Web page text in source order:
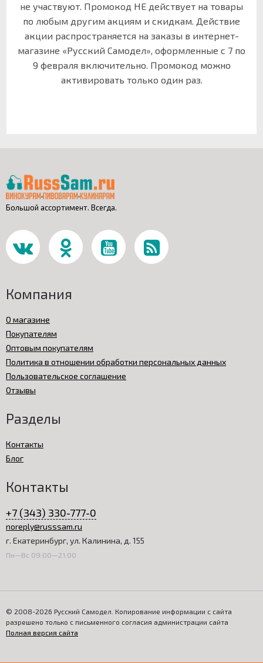
не участвуют. Промокод НЕ действует на товары
по любым другим акциям и скидкам. Действие
акции распространяется на заказы в интернет-
магазине «Русский Самодел», оформленные с 7 по
9 февраля включительно. Промокод можно
активировать только один раз.
Большой ассортимент. Всегда.
Компания
О магазине
Покупателям
Оптовым покупателям
Политика в отношении обработки персональных данных
Пользовательское соглашение
Отзывы
Разделы
Контакты
Блог
Контакты
+7 (343) 330-777-0
noreply@russsam.ru
г. Екатеринбург, ул. Калинина, д. 155
Пн—Вс 09:00—21:00
© 2008-2026 Русский Самодел. Копирование информации с сайта
разрешено только с письменного согласия администрации сайта
Полная версия сайта